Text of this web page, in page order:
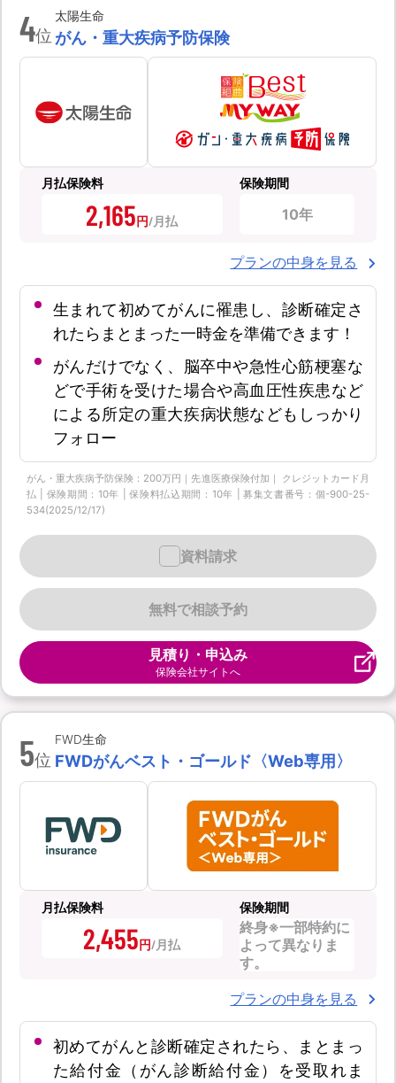
4位
太陽生命
がん・重大疾病予防保険
月払保険料
2,165円
保険期間
10年
プランの中身を見る
生まれて初めてがんに罹患し、診断確定さ
れたらまとまった一時金を準備できます！
がんだけでなく、脳卒中や急性心筋梗塞な
どで手術を受けた場合や高血圧性疾患など
による所定の重大疾病状態などもしっかり
フォロー
がん・重大疾病予防保険：200万円｜先進医療保険付加｜ クレジットカード月
払 | 保険期間：10年 | 保険料払込期間：10年 | 募集文書番号：個-900-25-
534(2025/12/17)
無料で相談予約
資料請求
見積り・申込み
保険会社サイトへ
5位
FWD生命
FWDがんベスト・ゴールド〈Web専用〉
月払保険料
2,455円
保険期間
終身※一部特約に
よって異なりま
す。
プランの中身を見る
初めてがんと診断確定されたら、まとまっ
た給付金（がん診断給付金）を受取れま